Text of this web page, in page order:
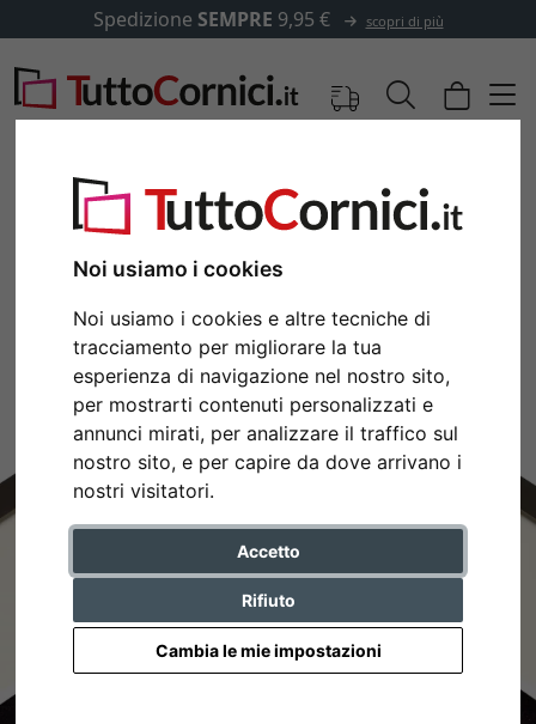
Noi usiamo i cookies
Noi usiamo i cookies e altre tecniche di
tracciamento per migliorare la tua
esperienza di navigazione nel nostro sito,
per mostrarti contenuti personalizzati e
annunci mirati, per analizzare il traffico sul
nostro sito, e per capire da dove arrivano i
nostri visitatori.
Accetto
Rifiuto
Cambia le mie impostazioni
Spedizione SEMPRE 9,95 € scopri di più
Immagini Anteprima